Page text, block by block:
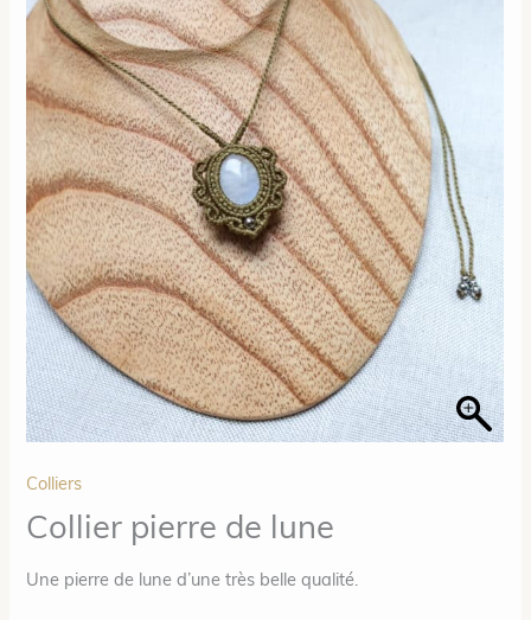
Colliers
Collier pierre de lune
Une pierre de lune d’une très belle qualité.